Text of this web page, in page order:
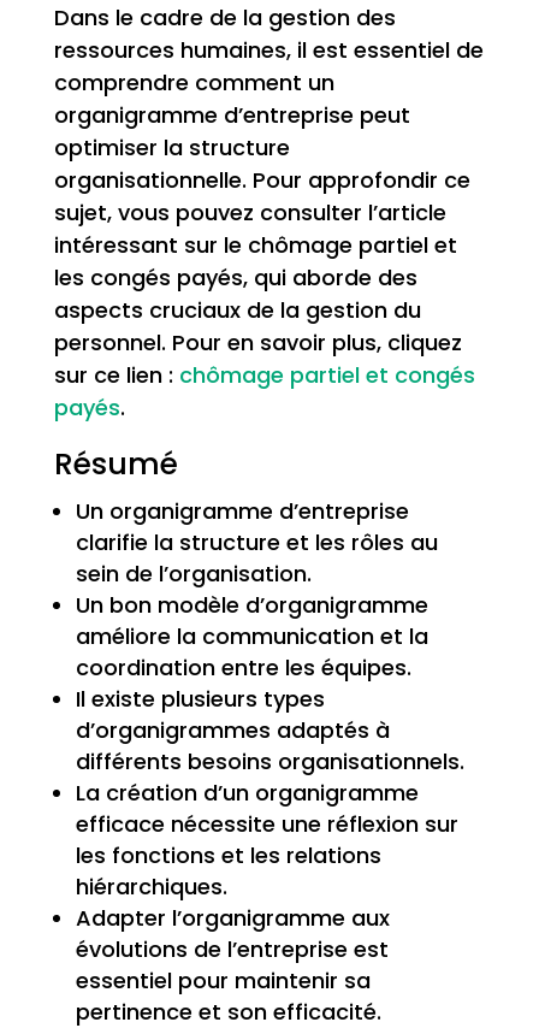
Dans le cadre de la gestion des
ressources humaines, il est essentiel de
comprendre comment un
organigramme d’entreprise peut
optimiser la structure
organisationnelle. Pour approfondir ce
sujet, vous pouvez consulter l’article
intéressant sur le chômage partiel et
les congés payés, qui aborde des
aspects cruciaux de la gestion du
personnel. Pour en savoir plus, cliquez
sur ce lien : chômage partiel et congés
payés.
Résumé
Un organigramme d’entreprise
clarifie la structure et les rôles au
sein de l’organisation.
Un bon modèle d’organigramme
améliore la communication et la
coordination entre les équipes.
Il existe plusieurs types
d’organigrammes adaptés à
différents besoins organisationnels.
La création d’un organigramme
efficace nécessite une réflexion sur
les fonctions et les relations
hiérarchiques.
Adapter l’organigramme aux
évolutions de l’entreprise est
essentiel pour maintenir sa
pertinence et son efficacité.